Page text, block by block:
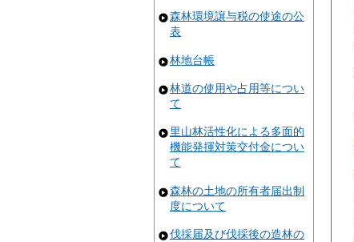
森林環境譲与税の使途の公
表
林地台帳
林道の使用や占用等につい
て
里山林活性化による多面的
機能発揮対策交付金につい
て
森林の土地の所有者届出制
度について
伐採届及び伐採後の造林の